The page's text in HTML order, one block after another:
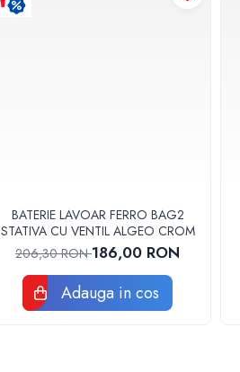
BATERIE LAVOAR FERRO BAG2
STATIVA CU VENTIL ALGEO CROM
206,30 RON186,00 RON
Adauga in cos